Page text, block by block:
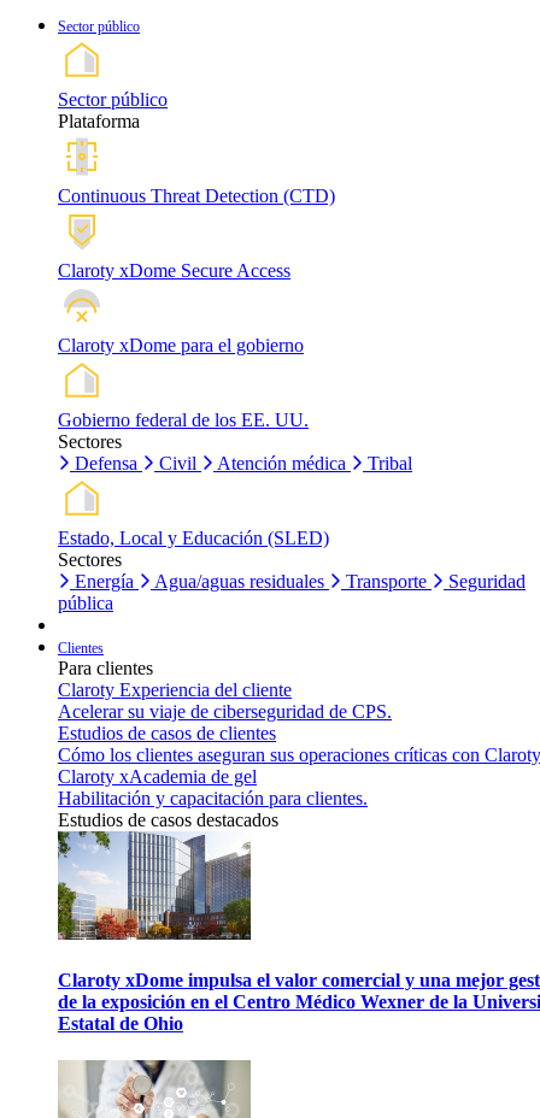
Sector público
Sector público
Plataforma
Continuous Threat Detection (CTD)
Claroty xDome Secure Access
Claroty xDome para el gobierno
Gobierno federal de los EE. UU.
Sectores
Defensa
Civil Atención médica Tribal
Estado, Local y Educación (SLED)
Sectores
Energía
Agua/aguas residuales Transporte
Seguridad
pública
Clientes
Para clientes
Claroty Experiencia del cliente
Acelerar su viaje de ciberseguridad de CPS.
Estudios de casos de clientes
Cómo los clientes aseguran sus operaciones críticas con
Claroty xAcademia de gel
Habilitación y capacitación para clientes.
Estudios de casos destacados
Claroty xDome impulsa el valor comercial y una mejor
de la exposición en el Centro Médico Wexner de la
Estatal de Ohio